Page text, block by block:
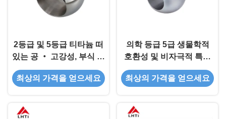
2등급 및 5등급 티타늄 떠
있는 공 ‧ 고강성, 부식 저
항성 티타늄 공
최상의 가격을 얻으세요
의학 등급 5급 생물학적
호환성 및 비자극적 특성
을 가진 티타늄 공
최상의 가격을 얻으세요